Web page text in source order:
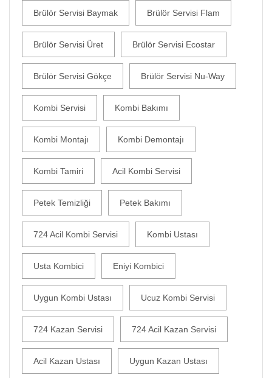
Brülör Servisi Baymak Brülör Servisi Flam
Brülör Servisi Üret Brülör Servisi Ecostar
Brülör Servisi Gökçe Brülör Servisi Nu-Way
Kombi Servisi Kombi Bakımı
Kombi Montajı Kombi Demontajı
Kombi Tamiri Acil Kombi Servisi
Petek Temizliği Petek Bakımı
724 Acil Kombi Servisi Kombi Ustası
Usta Kombici Eniyi Kombici
Uygun Kombi Ustası Ucuz Kombi Servisi
724 Kazan Servisi 724 Acil Kazan Servisi
Acil Kazan Ustası Uygun Kazan Ustası